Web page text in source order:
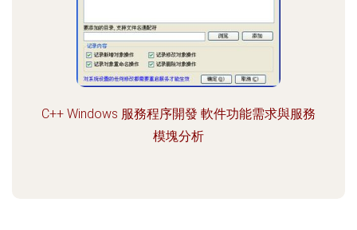
C++ Windows 服務程序開發 軟件功能需求與服務
模塊分析